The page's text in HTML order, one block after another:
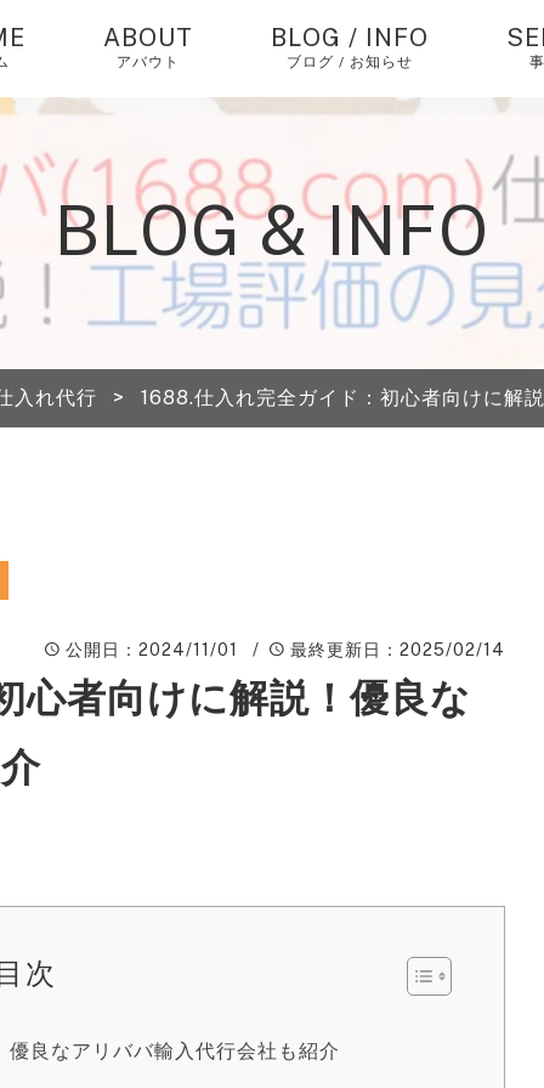
ABOUT
アバウト
BLOG / INFO
ブログ / お知らせ
コラム
ピックアップ
仕
経
中
BLOG & INFO
入れ代行 > 1688.仕入れ完全ガイド：初心者向けに解
公開日 ：2024/11/01 / 最終更新日 ：2025/02/14
心者向けに解説！優良な
次
良なアリババ輸入代行会社も紹介